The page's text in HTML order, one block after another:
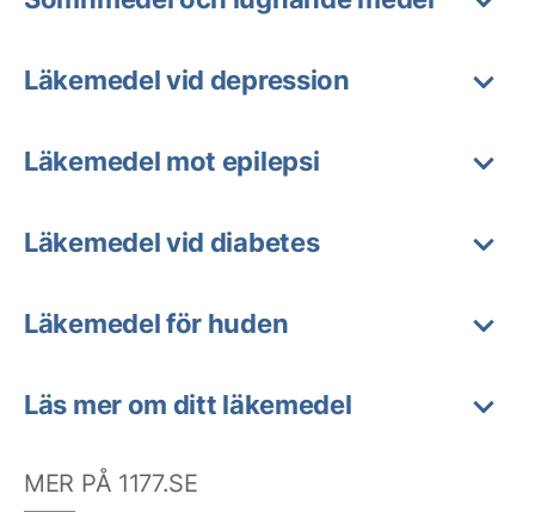
Läkemedel vid depression
Läkemedel mot epilepsi
Läkemedel vid diabetes
Läkemedel för huden
Läs mer om ditt läkemedel
MER PÅ 1177.SE